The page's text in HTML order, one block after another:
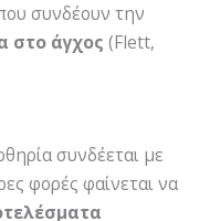
συνδέουν την
στο άγχος (Flett,
συνδέεται με
φορές φαίνεται να